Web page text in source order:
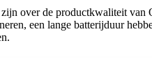
over de productkwaliteit
een lange batterijduur